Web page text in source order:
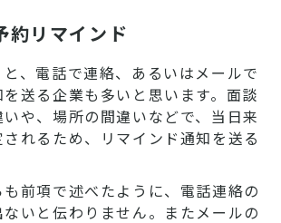
約リマインド
、電話で連絡、あるいはメールで
送る企業も多いと思います。面談
や、場所の間違いなどで、当日来
れるため、リマインド通知を送る
前項で述べたように、電話連絡の
いと伝わりません。またメールの